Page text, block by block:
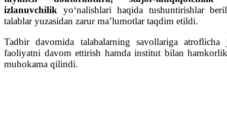
izlanuvchilik yo‘nalishlari haqida tushuntirishlar
talablar yuzasidan zarur ma’lumotlar taqdim etildi.
Tadbir davomida talabalarning savollariga
faoliyatni davom ettirish hamda institut bilan
muhokama qilindi.